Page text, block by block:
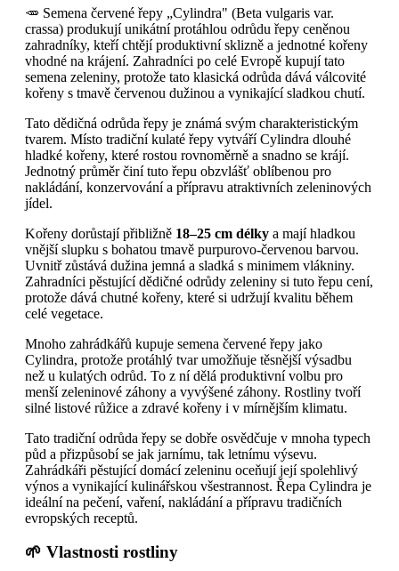
🥕 Semena červené řepy „Cylindra" (Beta vulgaris var.
crassa) produkují unikátní protáhlou odrůdu řepy ceněnou
zahradníky, kteří chtějí produktivní sklizně a jednotné kořeny
vhodné na krájení. Zahradníci po celé Evropě kupují tato
semena zeleniny, protože tato klasická odrůda dává válcovité
kořeny s tmavě červenou dužinou a vynikající sladkou chutí.
Tato dědičná odrůda řepy je známá svým charakteristickým
tvarem. Místo tradiční kulaté řepy vytváří Cylindra dlouhé
hladké kořeny, které rostou rovnoměrně a snadno se krájí.
Jednotný průměr činí tuto řepu obzvlášť oblíbenou pro
nakládání, konzervování a přípravu atraktivních zeleninových
jídel.
Kořeny dorůstají přibližně 18–25 cm délky a mají hladkou
vnější slupku s bohatou tmavě purpurovo-červenou barvou.
Uvnitř zůstává dužina jemná a sladká s minimem vlákniny.
Zahradníci pěstující dědičné odrůdy zeleniny si tuto řepu cení,
protože dává chutné kořeny, které si udržují kvalitu během
celé vegetace.
Mnoho zahrádkářů kupuje semena červené řepy jako
Cylindra, protože protáhlý tvar umožňuje těsnější výsadbu
než u kulatých odrůd. To z ní dělá produktivní volbu pro
menší zeleninové záhony a vyvýšené záhony. Rostliny tvoří
silné listové růžice a zdravé kořeny i v mírnějším klimatu.
Tato tradiční odrůda řepy se dobře osvědčuje v mnoha typech
půd a přizpůsobí se jak jarnímu, tak letnímu výsevu.
Zahrádkáři pěstující domácí zeleninu oceňují její spolehlivý
výnos a vynikající kulinářskou všestrannost. Řepa Cylindra je
ideální na pečení, vaření, nakládání a přípravu tradičních
evropských receptů.
🌱 Vlastnosti rostliny